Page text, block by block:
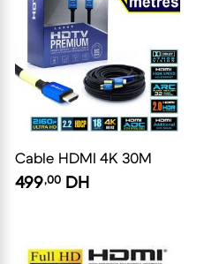
Cable HDMI 4K 30M
499,00 DH